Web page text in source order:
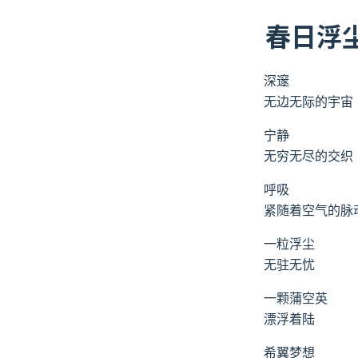
春日浮
深邃
无边无际的宇宙
宁静
无穷无尽的交织
呼吸
紧随着空气的脉
一粒浮尘
无驻无忧
一颗蒲空英
漂浮着陆
希翼梦想